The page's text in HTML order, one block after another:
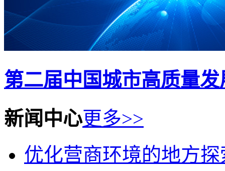
第二届中国城市高质量
新闻中心更多>>
优化营商环境的地方